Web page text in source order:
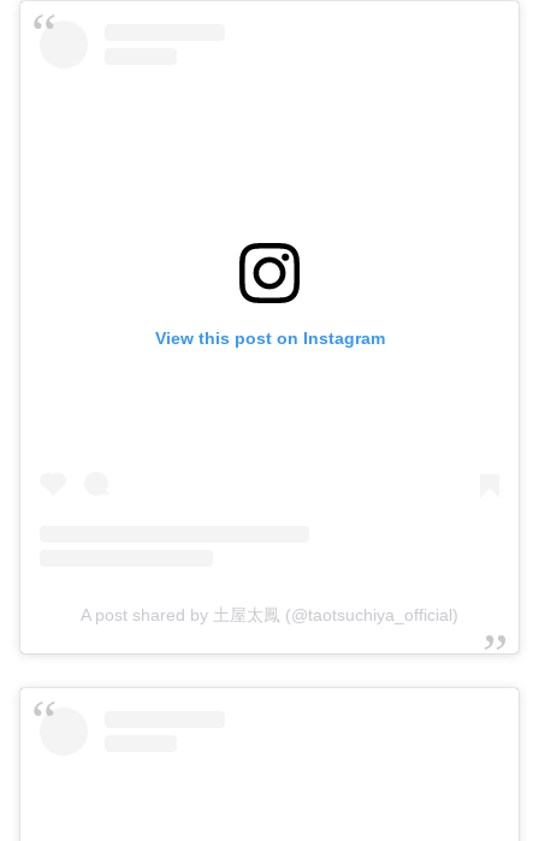
View this post on Instagram
A post shared by 土屋太鳳 (@taotsuchiya_official)